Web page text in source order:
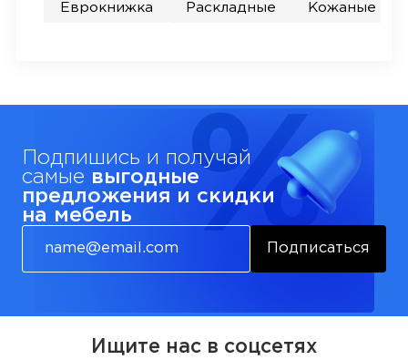
Еврокнижка Раскладные Кожаные
Подпишись и получай
самые выгодные
предложения и скидки
на мебель
Подписаться
Ищите нас в соцсетях